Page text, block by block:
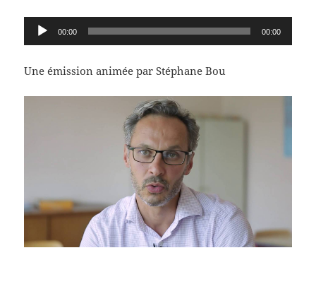
Lecteur
audio
00:00 00:00
Une émission animée par Stéphane Bou